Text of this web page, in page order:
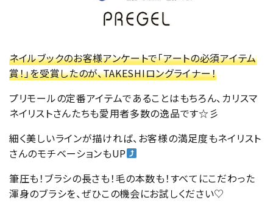
ネイルブックのお客様アンケートで「アートの必須アイテム
賞！」を受賞したのが、TAKESHIロングライナー！
プリモールの定番アイテムであることはもちろん、カリスマ
ネイリストさんたちも愛用者多数の逸品です☆彡
細く美しいラインが描ければ、お客様の満足度もネイリスト
さんのモチベーションもUP
筆圧も！ブラシの長さも！毛の本数も！すべてにこだわった
渾身のブラシを、ぜひこの機会にお試しください♡